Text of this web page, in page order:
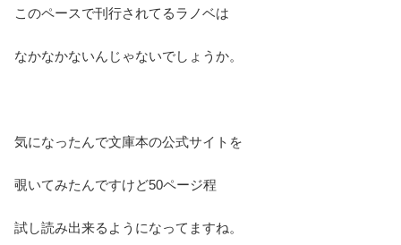
このペースで刊行されてるラノベは
なかなかないんじゃないでしょうか。
気になったんで文庫本の公式サイトを
覗いてみたんですけど50ページ程
試し読み出来るようになってますね。